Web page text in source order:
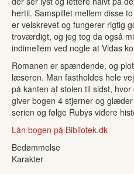
hertil. Samspillet mellem disse
er velskrevet og fungerer rigtig
troværdigt, og jeg tog da også
indimellem ved nogle at Vidas
Romanen er spændende, og
læseren. Man fastholdes hele
på kanten af stolen til sidst,
giver bogen 4 stjerner og
serien og følge Rubys videre
Lån bogen på Bibliotek.dk
Bedømmelse
Karakter